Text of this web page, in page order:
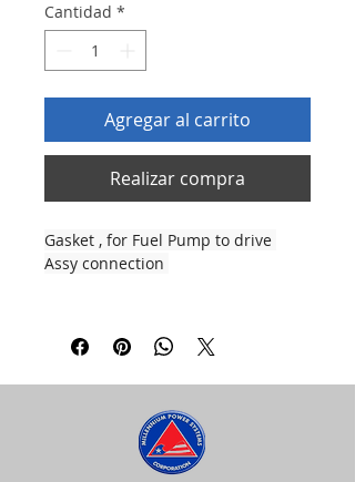
Cantidad *
Agregar al carrito
Realizar compra
Gasket , for Fuel Pump to drive
Assy connection